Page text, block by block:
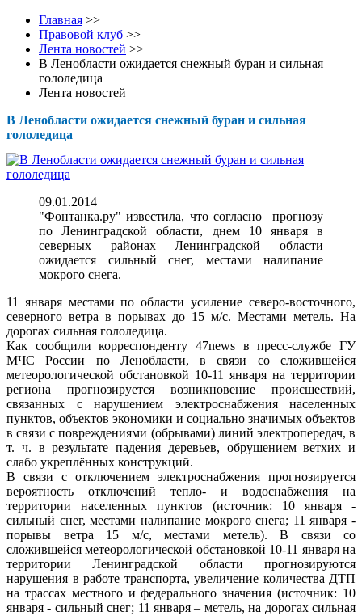
Главная >>
Правовой клуб >>
Лента новостей >>
В Ленобласти ожидается снежный буран и сильная
гололедица
Лента новостей
В Ленобласти ожидается снежный буран и сильная
гололедица
09.01.2014
"Фонтанка.ру" известила, что согласно прогнозу
по Ленинградской области, днем 10 января в
северных районах Ленинградской области
ожидается сильный снег, местами налипание
мокрого снега.
11 января местами по области усиление северо-восточного,
северного ветра в порывах до 15 м/с. Местами метель. На
дорогах сильная гололедица.
Как сообщили корреспонденту 47news в пресс-службе ГУ
МЧС России по Ленобласти, в связи со сложившейся
метеорологической обстановкой 10-11 января на территории
региона прогнозируется возникновение происшествий,
связанных с нарушением электроснабжения населенных
пунктов, объектов экономики и социально значимых объектов
в связи с повреждениями (обрывами) линий электропередач, в
т. ч. в результате падения деревьев, обрушением ветхих и
слабо укреплённых конструкций.
В связи с отключением электроснабжения прогнозируется
вероятность отключений тепло- и водоснабжения на
территории населенных пунктов (источник: 10 января -
сильный снег, местами налипание мокрого снега; 11 января -
порывы ветра 15 м/с, местами метель). В связи со
сложившейся метеорологической обстановкой 10-11 января на
территории Ленинградской области прогнозируются
нарушения в работе транспорта, увеличение количества ДТП
на трассах местного и федерального значения (источник: 10
января - сильный снег; 11 января – метель, на дорогах сильная